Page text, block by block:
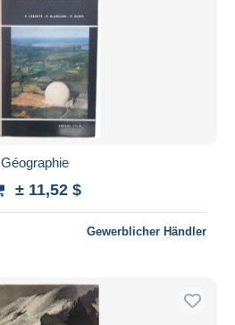
Géographie
± 11,52 $
Gewerblicher Händler